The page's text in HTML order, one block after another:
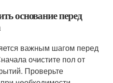
основание перед
важным шагом перед
очистите пол от
Проверьте